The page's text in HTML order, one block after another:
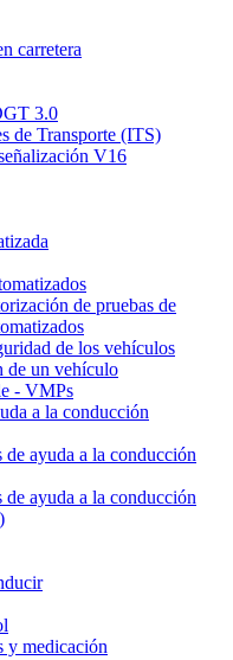
carretera
3.0
de Transporte (ITS)
V16
de pruebas de
de los vehículos
de un vehículo
- VMPs
a la conducción
de ayuda a la conducción
de ayuda a la conducción
y medicación